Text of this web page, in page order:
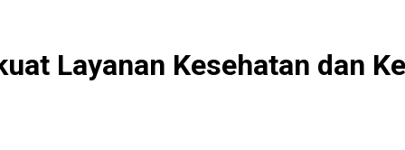
Layanan Kesehatan dan